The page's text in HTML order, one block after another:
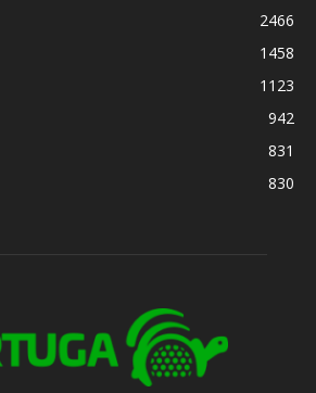
2466
1458
1123
942
831
830